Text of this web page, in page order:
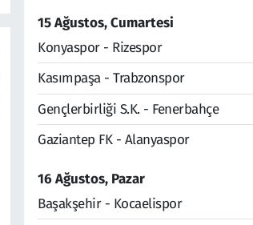
15 Ağustos, Cumartesi
Konyaspor - Rizespor
Kasımpaşa - Trabzonspor
Gençlerbirliği S.K. - Fenerbahçe
Gaziantep FK - Alanyaspor
16 Ağustos, Pazar
Başakşehir - Kocaelispor